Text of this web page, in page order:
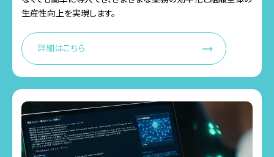
生産性向上を実現します。
詳細はこちら